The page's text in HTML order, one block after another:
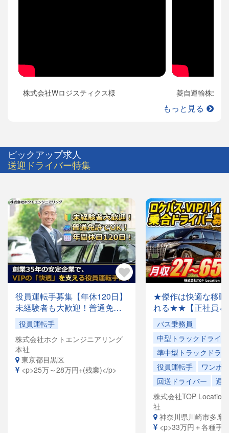
株式会社Wロジスティクス様 菱自運輸株式会
もっと見る
ピックアップ求人
送迎ドライバー特集
役員運転手募集【年休120日】
未経験者も大歓迎！普通免許
があれば応募OK✨月収28万円
以上も可能！創業35年の安定
企業で、「快適な空間」を提
供するお仕事です。
役員運転手
株式会社ホクトエンジニアリング
本社
東京都目黒区
<p>25万～28万円+(残業)</p>
★傑作は快適な移動
れる★★【正社員＆
でドライバー大量
容は全国各地を回
ドライバーや、VIP
ヤードライバーな
員寮完備！引越祝
給（規定有）あり
バス乗務員
中型トラックドライ
準中型トラックドラ
役員運転手
ワンボ
回送ドライバー
運
株式会社TOP Location
社
神奈川県川崎市多摩
<p>33万円＋各種手